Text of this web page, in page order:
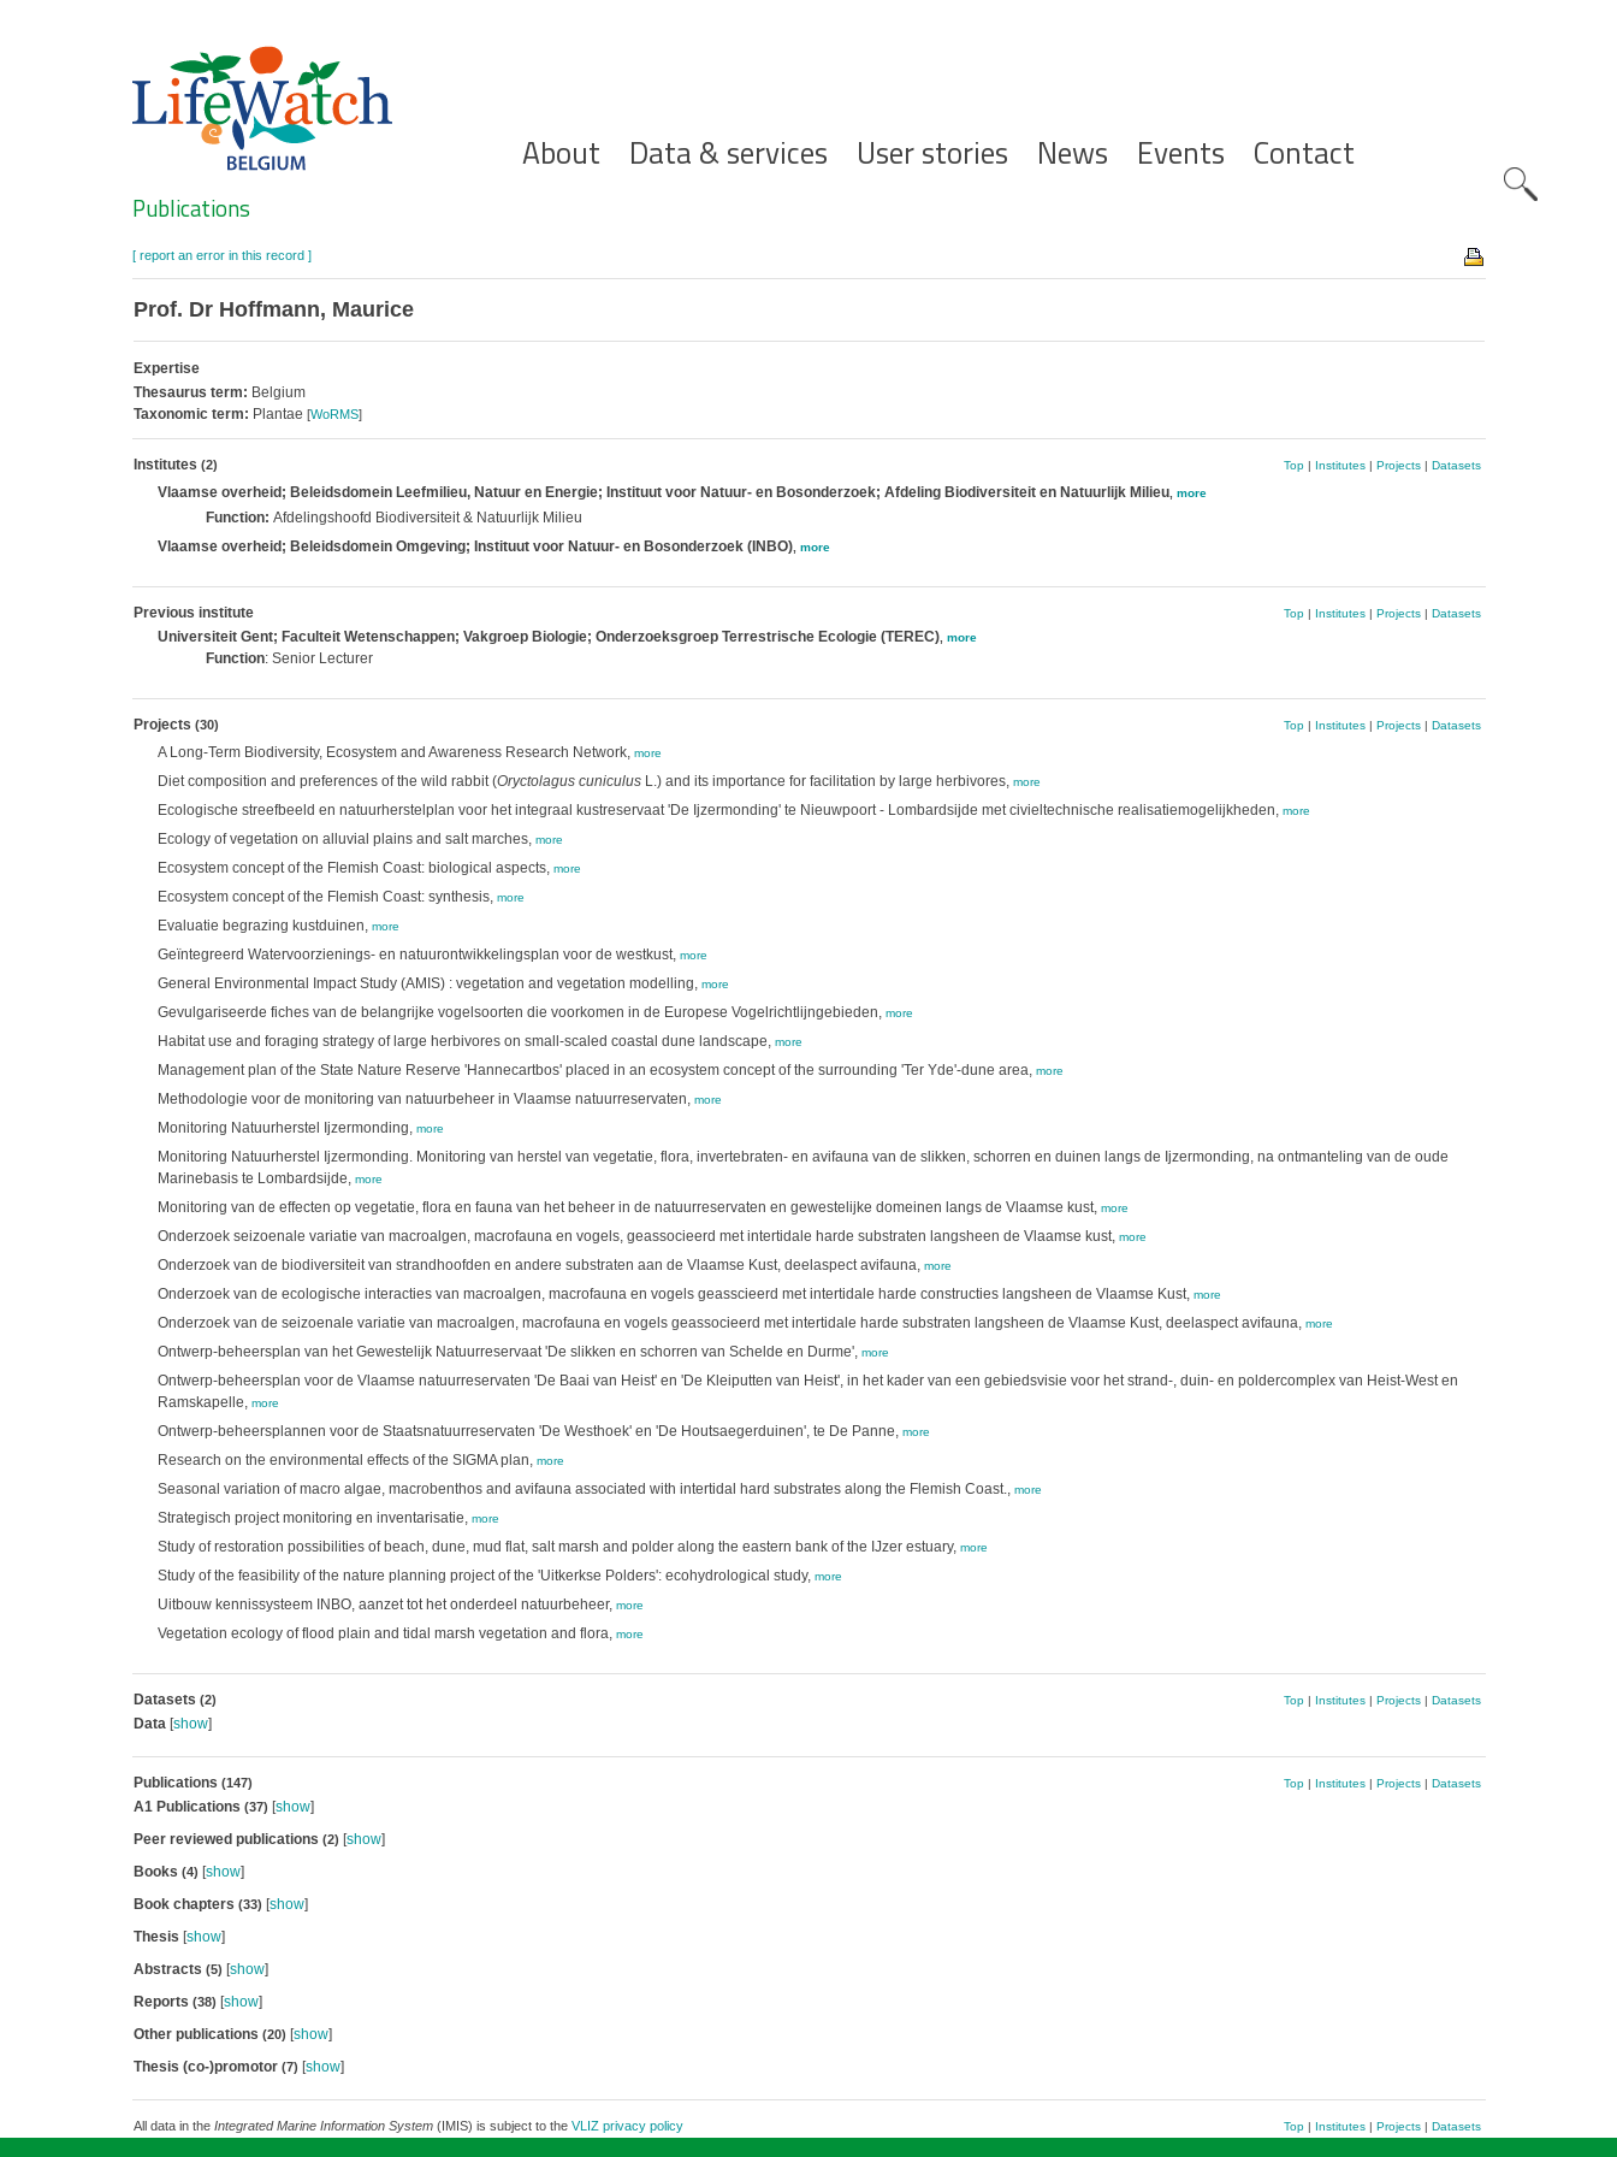
Hoofdnavigatie
About Data & services User stories News Events Contact
Search
Publications
[ report an error in this record ]
Prof. Dr Hoffmann, Maurice
Expertise
Thesaurus term: Belgium
Taxonomic term: Plantae [WoRMS]
Institutes (2) Top| Institutes| Projects| Datasets
Vlaamse overheid; Beleidsdomein Leefmilieu, Natuur en Energie; Instituut voor Natuur- en Bosonderzoek; Afdeling Biodiversiteit en Natuurlijk Milieu, more
Function: Afdelingshoofd Biodiversiteit & Natuurlijk Milieu
Vlaamse overheid; Beleidsdomein Omgeving; Instituut voor Natuur- en Bosonderzoek (INBO), more
Previous institute Top| Institutes| Projects| Datasets
Universiteit Gent; Faculteit Wetenschappen; Vakgroep Biologie; Onderzoeksgroep Terrestrische Ecologie (TEREC), more
Function: Senior Lecturer
Projects (30) Top| Institutes| Projects| Datasets
A Long-Term Biodiversity, Ecosystem and Awareness Research Network, more
Diet composition and preferences of the wild rabbit (Oryctolagus cuniculusL.) and its importance for facilitation by large herbivores, more
Ecologische streefbeeld en natuurherstelplan voor het integraal kustreservaat 'De Ijzermonding' te Nieuwpoort - Lombardsijde met civieltechnische realisatiemogelijkheden, more
Ecology of vegetation on alluvial plains and salt marches, more
Ecosystem concept of the Flemish Coast: biological aspects, more
Ecosystem concept of the Flemish Coast: synthesis, more
Evaluatie begrazing kustduinen, more
Geïntegreerd Watervoorzienings- en natuurontwikkelingsplan voor de westkust, more
General Environmental Impact Study (AMIS) : vegetation and vegetation modelling, more
Gevulgariseerde fiches van de belangrijke vogelsoorten die voorkomen in de Europese Vogelrichtlijngebieden, more
Habitat use and foraging strategy of large herbivores on small-scaled coastal dune landscape, more
Management plan of the State Nature Reserve 'Hannecartbos' placed in an ecosystem concept of the surrounding 'Ter Yde'-dune area, more
Methodologie voor de monitoring van natuurbeheer in Vlaamse natuurreservaten, more
Monitoring Natuurherstel Ijzermonding, more
Monitoring Natuurherstel Ijzermonding. Monitoring van herstel van vegetatie, flora, invertebraten- en avifauna van de slikken, schorren en duinen langs de Ijzermonding, na ontmanteling van de oude
Marinebasis te Lombardsijde, more
Monitoring van de effecten op vegetatie, flora en fauna van het beheer in de natuurreservaten en gewestelijke domeinen langs de Vlaamse kust, more
Onderzoek seizoenale variatie van macroalgen, macrofauna en vogels, geassocieerd met intertidale harde substraten langsheen de Vlaamse kust, more
Onderzoek van de biodiversiteit van strandhoofden en andere substraten aan de Vlaamse Kust, deelaspect avifauna, more
Onderzoek van de ecologische interacties van macroalgen, macrofauna en vogels geasscieerd met intertidale harde constructies langsheen de Vlaamse Kust, more
Onderzoek van de seizoenale variatie van macroalgen, macrofauna en vogels geassocieerd met intertidale harde substraten langsheen de Vlaamse Kust, deelaspect avifauna, more
Ontwerp-beheersplan van het Gewestelijk Natuurreservaat 'De slikken en schorren van Schelde en Durme', more
Ontwerp-beheersplan voor de Vlaamse natuurreservaten 'De Baai van Heist' en 'De Kleiputten van Heist', in het kader van een gebiedsvisie voor het strand-, duin- en poldercomplex van Heist-West en
Ramskapelle, more
Ontwerp-beheersplannen voor de Staatsnatuurreservaten 'De Westhoek' en 'De Houtsaegerduinen', te De Panne, more
Research on the environmental effects of the SIGMA plan, more
Seasonal variation of macro algae, macrobenthos and avifauna associated with intertidal hard substrates along the Flemish Coast., more
Strategisch project monitoring en inventarisatie, more
Study of restoration possibilities of beach, dune, mud flat, salt marsh and polder along the eastern bank of the IJzer estuary, more
Study of the feasibility of the nature planning project of the 'Uitkerkse Polders': ecohydrological study, more
Uitbouw kennissysteem INBO, aanzet tot het onderdeel natuurbeheer, more
Vegetation ecology of flood plain and tidal marsh vegetation and flora, more
Datasets (2) Top| Institutes| Projects| Datasets
Data[show]
Publications (147) Top| Institutes| Projects| Datasets
A1 Publications (37) [show]
Peer reviewed publications (2) [show]
Books (4) [show]
Book chapters (33) [show]
Thesis [show]
Abstracts (5) [show]
Reports (38) [show]
Other publications (20) [show]
Thesis (co-)promotor (7) [show]
All data in the Integrated Marine Information System(IMIS) is subject to the VLIZ privacy policy Top| Institutes| Projects| Datasets